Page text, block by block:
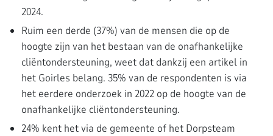
2024.
Ruim een derde (37%) van de mensen die op de
hoogte zijn van het bestaan van de onafhankelijke
cliëntondersteuning, weet dat dankzij een artikel in
het Goirles belang. 35% van de respondenten is via
het eerdere onderzoek in 2022 op de hoogte van de
onafhankelijke cliëntondersteuning.
24% kent het via de gemeente of het Dorpsteam